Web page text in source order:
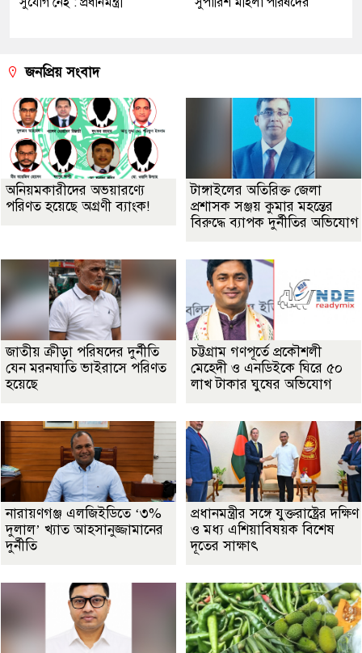
জনপ্রিয় সংবাদ
অনিয়মকারীদের অভয়ারণ্যে
পরিণত হয়েছে অগ্রণী ব্যাংক!
টাঙ্গাইলের অতিরিক্ত জেলা
প্রশাসক সঞ্জয় কুমার মহন্তের
বিরুদ্ধে ব্যাপক দুর্নীতির অভিযোগ
জাতীয় ক্রীড়া পরিষদের দুর্নীতি
যেন মরনঘাতি ভাইরাসে পরিণত
হয়েছে
চট্টগ্রাম গণপূর্তে প্রকৌশলী
মেহেদী ও এনডিইকে ঘিরে ৫০
লাখ টাকার ঘুষের অভিযোগ
নারায়ণগঞ্জ এলজিইডিতে ‘৩%
দুলাল’ খ্যাত আহসানুজ্জামানের
দুর্নীতি
প্রধানমন্ত্রীর সঙ্গে যুক্তরাষ্ট্রের দক্ষিণ
ও মধ্য এশিয়াবিষয়ক বিশেষ
দূতের সাক্ষাৎ